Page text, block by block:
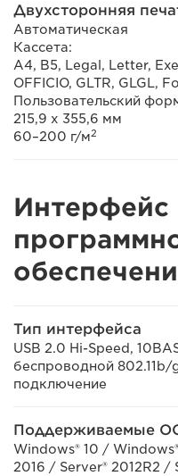
Двухсторонняя
Автоматическая
Кассета:
A4, B5, Legal, Letter,
OFFICIO, GLTR, GLGL,
Пользовательский
215,9 х 355,6 мм
60–200 г/м2
Интерфейс
Тип интерфейса
USB 2.0 Hi-Speed,
беспроводной
подключение
Поддерживаемые
Windows® 10 /
2016 / Server® 2012R2 /